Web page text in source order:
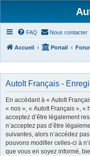
FAQ Nous contacter
Accueil Portail
AutoIt Français -
En accédant à « AutoIt
« nos », « AutoIt Français », «
acceptez d’être légalement
n’acceptez pas d’être
suivantes, alors n’accédez
pouvons modifier celles-ci à
que vous en soyez informé,